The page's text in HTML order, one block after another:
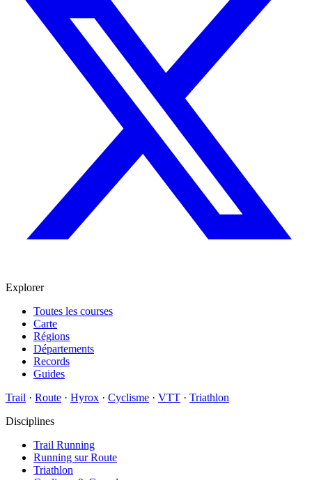
Explorer
Toutes les courses
Carte
Régions
Départements
Records
Guides
Trail · Route · Hyrox · Cyclisme · VTT · Triathlon
Disciplines
Trail Running
Running sur Route
Triathlon